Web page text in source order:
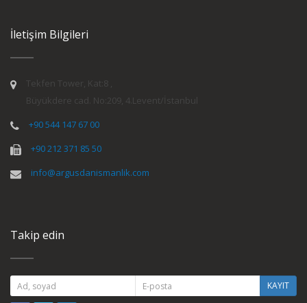
İletişim Bilgileri
Tekfen Tower, Kat:8 ,
Büyükdere cad. No:209, 4.Levent/İstanbul
+90 544 147 67 00
+90 212 371 85 50
info@argusdanismanlik.com
Takip edin
KAYIT